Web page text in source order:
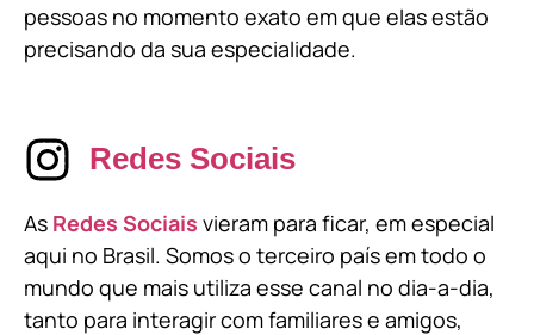
pessoas no momento exato em que elas estão
precisando da sua especialidade.
Redes Sociais
As Redes Sociais vieram para ficar, em especial
aqui no Brasil. Somos o terceiro país em todo o
mundo que mais utiliza esse canal no dia-a-dia,
tanto para interagir com familiares e amigos,